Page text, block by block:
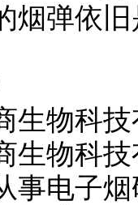
烟弹依
生物科
生物科
事电子